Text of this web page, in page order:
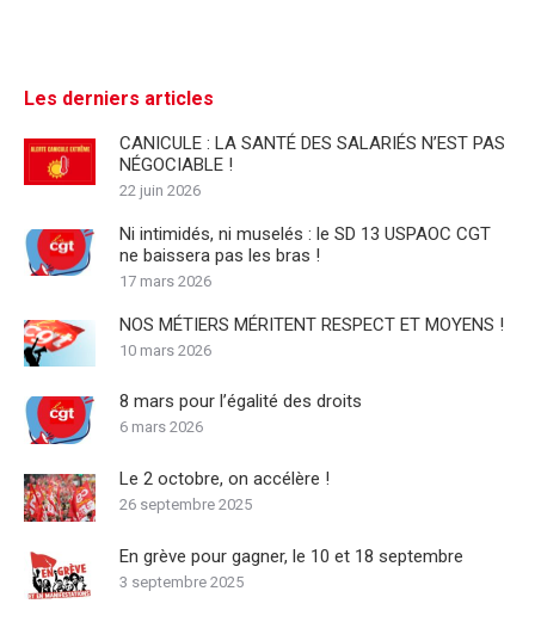
Les derniers articles
CANICULE : LA SANTÉ DES SALARIÉS N’EST PAS
NÉGOCIABLE !
22 juin 2026
Ni intimidés, ni muselés : le SD 13 USPAOC CGT
ne baissera pas les bras !
17 mars 2026
NOS MÉTIERS MÉRITENT RESPECT ET MOYENS !
10 mars 2026
8 mars pour l’égalité des droits
6 mars 2026
Le 2 octobre, on accélère !
26 septembre 2025
En grève pour gagner, le 10 et 18 septembre
3 septembre 2025